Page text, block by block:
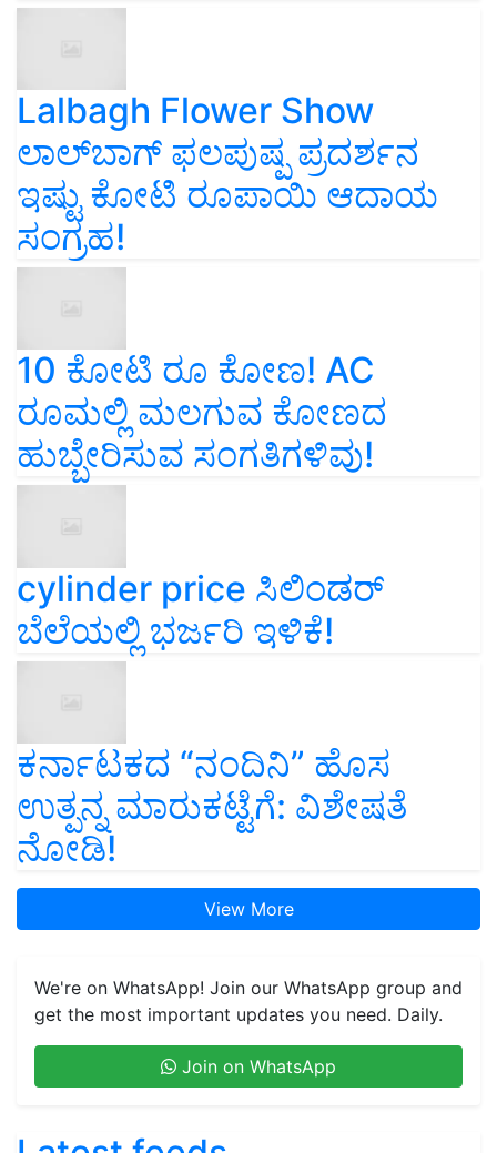
Lalbagh Flower Show
ಲಾಲ್‌ಬಾಗ್ ಫಲಪುಷ್ಪ ಪ್ರದರ್ಶನ
ಇಷ್ಟು ಕೋಟಿ ರೂಪಾಯಿ ಆದಾಯ
ಸಂಗ್ರಹ!
10 ಕೋಟಿ ರೂ ಕೋಣ! AC
ರೂಮಲ್ಲಿ ಮಲಗುವ ಕೋಣದ
ಹುಬ್ಬೇರಿಸುವ ಸಂಗತಿಗಳಿವು!
cylinder price ಸಿಲಿಂಡರ್‌
ಬೆಲೆಯಲ್ಲಿ ಭರ್ಜರಿ ಇಳಿಕೆ!
ಕರ್ನಾಟಕದ “ನಂದಿನಿ” ಹೊಸ
ಉತ್ಪನ್ನ ಮಾರುಕಟ್ಟೆಗೆ: ವಿಶೇಷತೆ
ನೋಡಿ!
View More
We're on WhatsApp! Join our WhatsApp group and
get the most important updates you need. Daily.
Join on WhatsApp